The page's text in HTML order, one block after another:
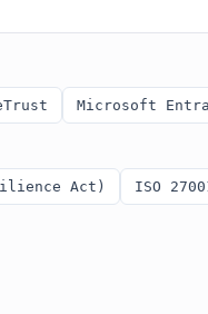
Microsoft
Act) ISO